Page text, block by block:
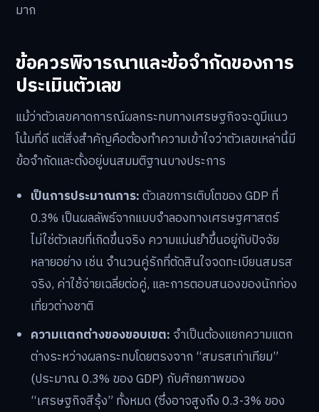
มาก
ข้อควรพิจารณาและข้อจำกัดของการ
ประเมินตัวเลข
แม้ว่าตัวเลขคาดการณ์ผลกระทบทางเศรษฐกิจจะดูมีแนว
โน้มที่ดี แต่สิ่งสำคัญคือต้องทำความเข้าใจว่าตัวเลขเหล่านี้มี
ข้อจำกัดและตั้งอยู่บนสมมติฐานบางประการ
เป็นการประมาณการ:ตัวเลขการเติบโตของ GDP ที่
0.3% เป็นผลลัพธ์จากแบบจำลองทางเศรษฐศาสตร์
ไม่ใช่ตัวเลขที่เกิดขึ้นจริง ความแม่นยำขึ้นอยู่กับปัจจัย
หลายอย่าง เช่น จำนวนคู่รักที่ตัดสินใจจดทะเบียนสมรส
จริง, ค่าใช้จ่ายเฉลี่ยต่อคู่, และการตอบสนองของนักท่อง
เที่ยวต่างชาติ
ความแตกต่างของขอบเขต: จำเป็นต้องแยกความแตก
ต่างระหว่างผลกระทบโดยตรงจาก “สมรสเท่าเทียม”
(ประมาณ 0.3% ของ GDP) กับศักยภาพของ
“เศรษฐกิจสีรุ้ง” ทั้งหมด (ซึ่งอาจสูงถึง 0.3-3% ของ